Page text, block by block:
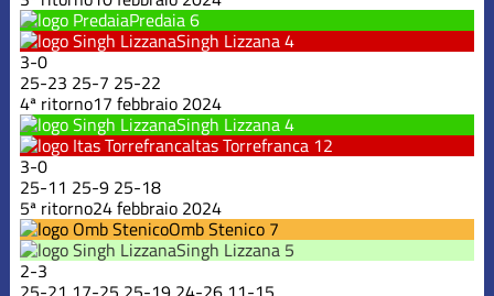
Predaia6
Singh Lizzana4
3-0
25-23 25-7 25-22
4ª ritorno17 febbraio 2024
Singh Lizzana4
Itas Torrefranca 12
3-0
25-11 25-9 25-18
5ª ritorno24 febbraio 2024
Omb Stenico 7
Singh Lizzana 5
2-3